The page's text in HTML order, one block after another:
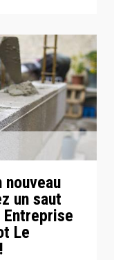
nouveau
un saut
Le